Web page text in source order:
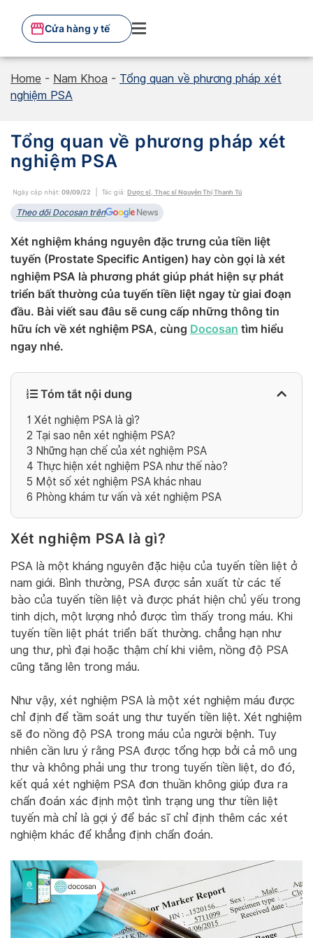
content
Cửa hàng y tế
Home - Nam Khoa - Tổng quan về phương pháp xét
nghiệm PSA
Tổng quan về phương pháp xét
nghiệm PSA
Ngày cập nhật: 09/09/22 Tác giả: Dược sĩ, Thạc sĩ Nguyễn Thị Thanh Tú
Theo dõi Docosan trên
Xét nghiệm kháng nguyên đặc trưng của tiền liệt
tuyến (Prostate Specific Antigen) hay còn gọi là xét
nghiệm PSA là phương phát giúp phát hiện sự phát
triển bất thường của tuyến tiền liệt ngay từ giai đoạn
đầu. Bài viết sau đâu sẽ cung cấp những thông tin
hữu ích về xét nghiệm PSA, cùng Docosan tìm hiểu
ngay nhé.
Tóm tắt nội dung
1 Xét nghiệm PSA là gì?
2 Tại sao nên xét nghiệm PSA?
3 Những hạn chế của xét nghiệm PSA
4 Thực hiện xét nghiệm PSA như thế nào?
5 Một số xét nghiệm PSA khác nhau
6 Phòng khám tư vấn và xét nghiệm PSA
Xét nghiệm PSA là gì?
PSA là một kháng nguyên đặc hiệu của tuyến tiền liệt ở
nam giới. Bình thường, PSA được sản xuất từ các tế
bào của tuyến tiền liệt và được phát hiện chủ yếu trong
tinh dịch, một lượng nhỏ được tìm thấy trong máu. Khi
tuyến tiền liệt phát triển bất thường. chẳng hạn như
ung thư, phì đại hoặc thậm chí khi viêm, nồng độ PSA
cũng tăng lên trong máu.
Như vậy, xét nghiệm PSA là một xét nghiệm máu được
chỉ định để tầm soát ung thư tuyến tiền liệt. Xét nghiệm
sẽ đo nồng độ PSA trong máu của người bệnh. Tuy
nhiên cần lưu ý rằng PSA được tổng hợp bởi cả mô ung
thư và không phải ung thư trong tuyến tiền liệt, do đó,
kết quả xét nghiệm PSA đơn thuần không giúp đưa ra
chẩn đoán xác định một tình trạng ung thư tiền liệt
tuyến mà chỉ là gợi ý để bác sĩ chỉ định thêm các xét
nghiệm khác để khẳng định chẩn đoán.